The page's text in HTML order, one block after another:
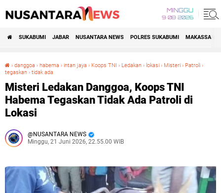
MINGGU
9•08•2026
SUKABUMI JABAR NUSANTARA NEWS POLRES SUKABUMI MAKASSAR
› danggoa › habema › intan jaya › Koops TNI › Ledakan › lokasi › Misteri › Patroli ›
tegaskan › tidak ada
Misteri Ledakan Danggoa, Koops TNI
Habema Tegaskan Tidak Ada Patroli di
Lokasi
NUSANTARA NEWS
Minggu, 21 Juni 2026, 22.55.00 WIB